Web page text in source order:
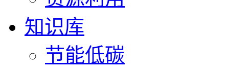
知识库
节能低碳